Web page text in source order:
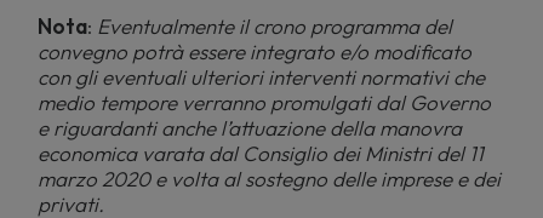
Nota: Eventualmente il crono programma del
convegno potrà essere integrato e/o modificato
con gli eventuali ulteriori interventi normativi che
medio tempore verranno promulgati dal Governo
e riguardanti anche l’attuazione della manovra
economica varata dal Consiglio dei Ministri del 11
marzo 2020 e volta al sostegno delle imprese e dei
privati.